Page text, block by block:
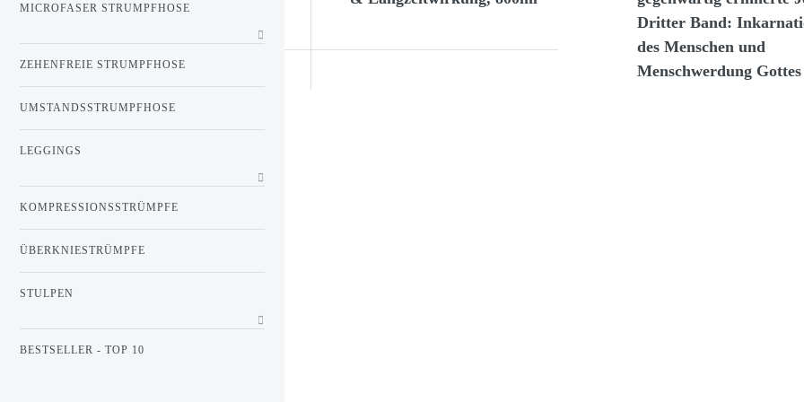
Dritter Band:
des Menschen und
Menschwerdung Gottes
MICROFASER STRUMPFHOSE
ZEHENFREIE STRUMPFHOSE
UMSTANDSSTRUMPFHOSE
LEGGINGS
KOMPRESSIONSSTRÜMPFE
ÜBERKNIESTRÜMPFE
STULPEN
BESTSELLER - TOP 10